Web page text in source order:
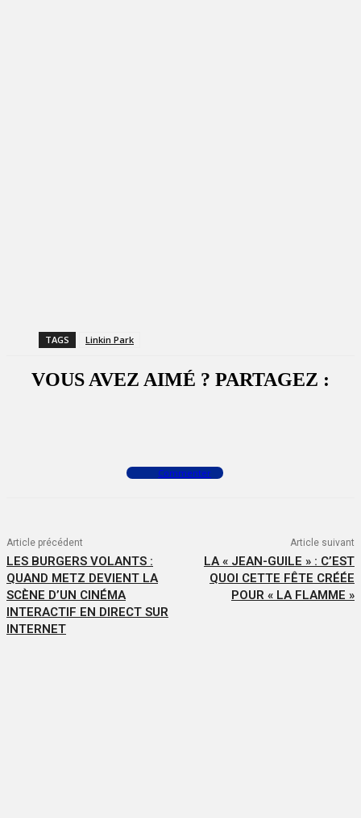
TAGS Linkin Park
VOUS AVEZ AIMÉ ? PARTAGEZ :
Commenter
Article précédent
LES BURGERS VOLANTS :
QUAND METZ DEVIENT LA
SCÈNE D’UN CINÉMA
INTERACTIF EN DIRECT SUR
INTERNET
Article suivant
LA « JEAN-GUILE » : C’EST
QUOI CETTE FÊTE CRÉÉE
POUR « LA FLAMME »